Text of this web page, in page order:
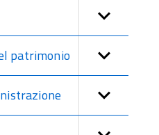
patrimonio